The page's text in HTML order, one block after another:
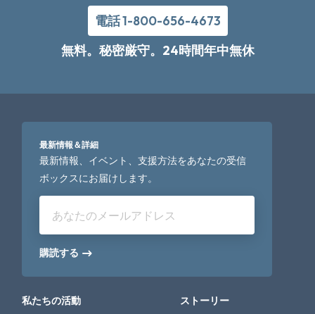
電話 1-800-656-4673
無料。秘密厳守。24時間年中無休
最新情報＆詳細
最新情報、イベント、支援方法をあなたの受信
ボックスにお届けします。
あなたのメールアドレス
購読する
私たちの活動
ストーリー